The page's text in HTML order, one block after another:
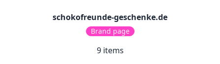
schokofreunde-geschenke.de
Brand page
9items